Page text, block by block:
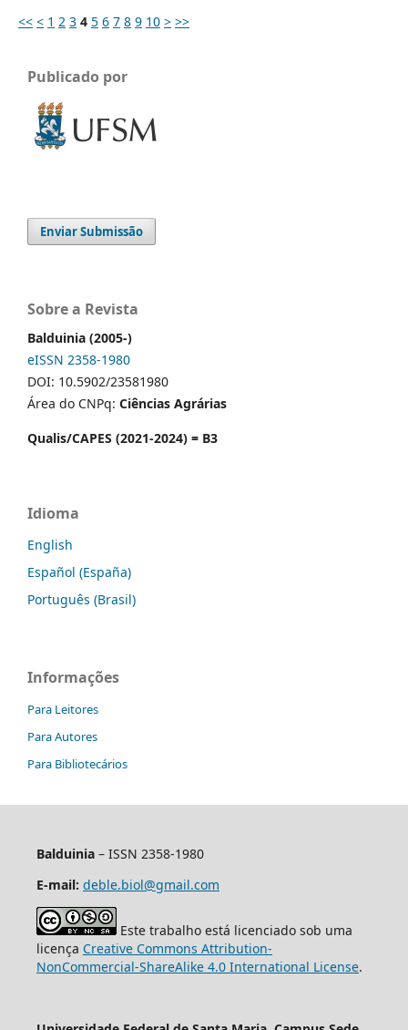
<< < 1 2 3 4 5 6 7 8 9 10 > >>
Publicado por
Enviar Submissão
Sobre a Revista
Balduinia (2005-)
eISSN 2358-1980
DOI: 10.5902/23581980
Área do CNPq: Ciências Agrárias
Qualis/CAPES (2021-2024) = B3
Idioma
English
Español (España)
Português (Brasil)
Informações
Para Leitores
Para Autores
Para Bibliotecários
Balduinia – ISSN 2358-1980
E-mail: deble.biol@gmail.com
Este trabalho está licenciado sob uma
licença Creative Commons Attribution-
NonCommercial-ShareAlike 4.0 International License.